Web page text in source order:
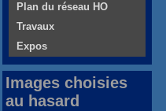
Plan du réseau HO
Travaux
Expos
Images choisies
au hasard